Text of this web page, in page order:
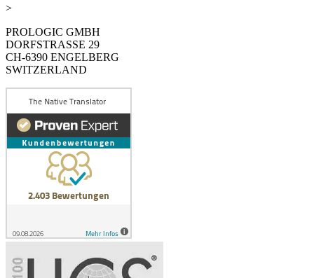
>
PROLOGIC GMBH
DORFSTRASSE 29
CH-6390 ENGELBERG
SWITZERLAND